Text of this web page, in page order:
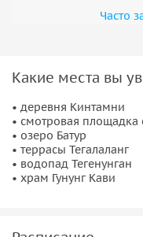
Часто
Какие места вы
• деревня Кинтамни
• смотровая площадка
• озеро Батур
• террасы Тегалаланг
• водопад Тегенунган
• храм Гунунг Кави